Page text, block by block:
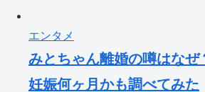
エンタメ
みとちゃん離婚の噂はなぜ
妊娠何ヶ月かも調べてみた